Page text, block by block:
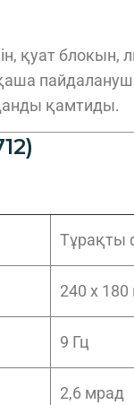
қуат блокын,
қамтиды.
Тұрақты
240 x 180
9 Гц
2,6 мрад